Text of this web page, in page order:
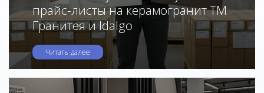
прайс-листы на керамогранит ТМ
Гранитея и Idalgo
Читать далее